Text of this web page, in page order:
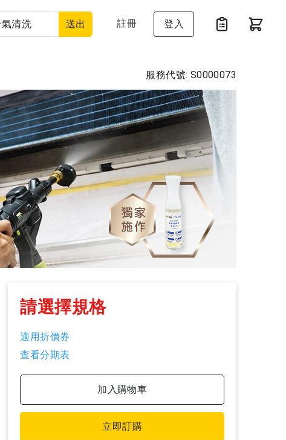
送出 註冊 登入
服務代號: S0000073
請選擇規格
適用折價券
查看分期表
加入購物車
立即訂購